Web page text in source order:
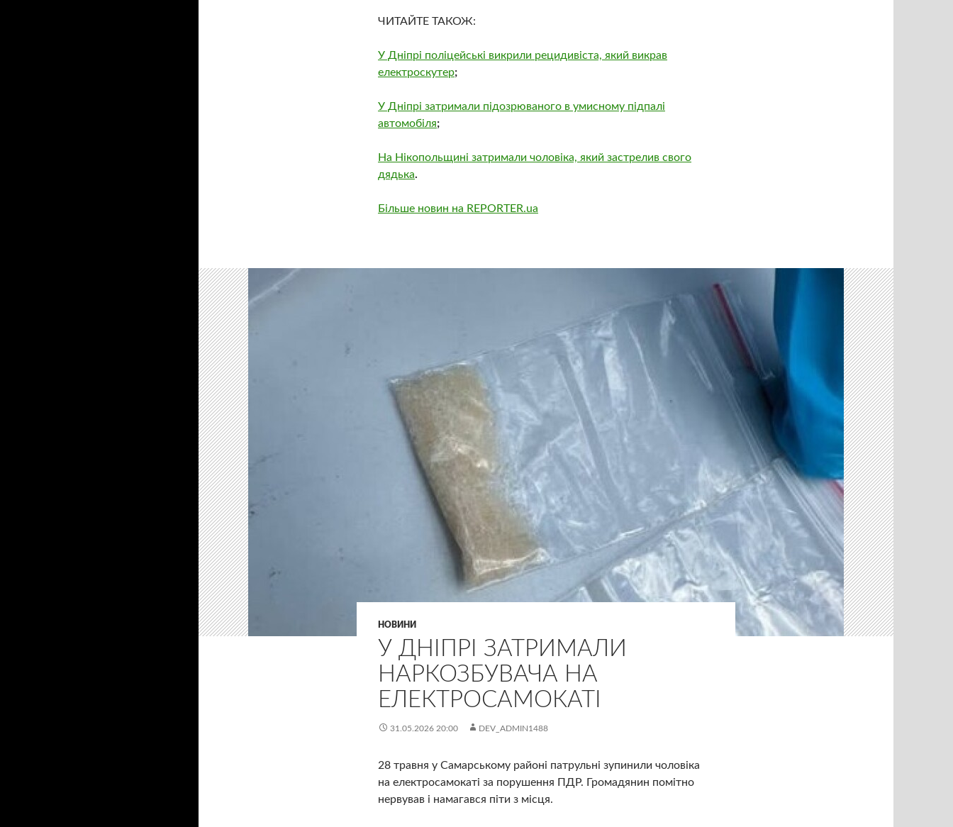
ЧИТАЙТЕ ТАКОЖ:
У Дніпрі поліцейські викрили рецидивіста, який викрав
електроскутер;
У Дніпрі затримали підозрюваного в умисному підпалі
автомобіля;
На Нікопольщині затримали чоловіка, який застрелив свого
дядька.
Більше новин на REPORTER.ua
НОВИНИ
У ДНІПРІ ЗАТРИМАЛИ
НАРКОЗБУВАЧА НА
ЕЛЕКТРОСАМОКАТІ
31.05.2026 20:00 DEV_ADMIN1488
28 травня у Самарському районі патрульні зупинили чоловіка
на електросамокаті за порушення ПДР. Громадянин помітно
нервував і намагався піти з місця.